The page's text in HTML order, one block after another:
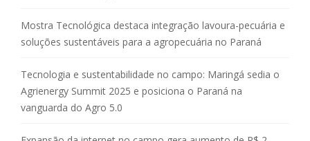
Mostra Tecnológica destaca integração lavoura-pecuária e
soluções sustentáveis para a agropecuária no Paraná
Tecnologia e sustentabilidade no campo: Maringá sedia o
Agrienergy Summit 2025 e posiciona o Paraná na
vanguarda do Agro 5.0